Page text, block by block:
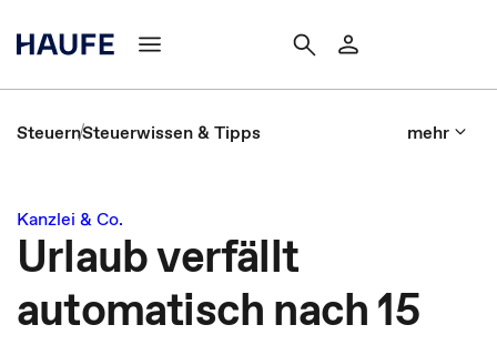
SteuernSteuerwissen & Tipps mehr
Kanzlei & Co.
Urlaub verfällt
automatisch nach 15